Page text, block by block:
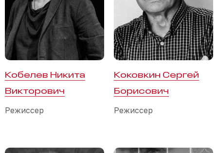
Кобелев Никита
Викторович
Режиссер
Коковкин Сергей
Борисович
Режиссер